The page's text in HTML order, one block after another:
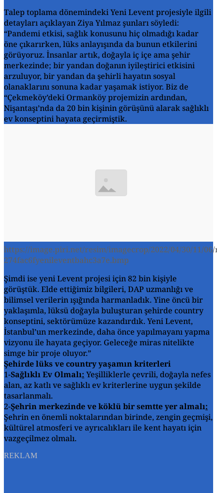
Talep toplama dönemindeki Yeni Levent projesiyle ilgili
detayları açıklayan Ziya Yılmaz şunları söyledi:
“Pandemi etkisi, sağlık konusunu hiç olmadığı kadar
öne çıkarırken, lüks anlayışında da bunun etkilerini
görüyoruz. İnsanlar artık, doğayla iç içe ama şehir
merkezinde; bir yandan doğanın iyileştirici etkisini
arzuluyor, bir yandan da şehirli hayatın sosyal
olanaklarını sonuna kadar yaşamak istiyor. Biz de
“Çekmeköy’deki Ormanköy projemizin ardından,
Nişantaşı’nda da 20 bin kişinin görüşünü alarak sağlıklı
ev konseptini hayata geçirmiştik.
https://image.piri.net/resim/imagecrop/2022/04/30/11/06/
274fac6fyenileventbahc3a7e.bmp
Şimdi ise yeni Levent projesi için 82 bin kişiyle
görüştük. Elde ettiğimiz bilgileri, DAP uzmanlığı ve
bilimsel verilerin ışığında harmanladık. Yine öncü bir
yaklaşımla, lüksü doğayla buluşturan şehirde country
konseptini, sektörümüze kazandırdık. Yeni Levent,
İstanbul’un merkezinde, daha önce yapılmayanı yapma
vizyonu ile hayata geçiyor. Geleceğe miras nitelikte
simge bir proje oluyor.”
Şehirde lüks ve country yaşamın kriterleri
1-Sağlıklı Ev Olmalı: Yeşilliklerle çevrili, doğayla nefes
alan, az katlı ve sağlıklı ev kriterlerine uygun şekilde
tasarlanmalı.
2-Şehrin merkezinde ve köklü bir semtte yer almalı:
Şehrin en önemli noktalarından birinde, zengin geçmişi,
kültürel atmosferi ve ayrıcalıkları ile kent hayatı için
vazgeçilmez olmalı.
REKLAM